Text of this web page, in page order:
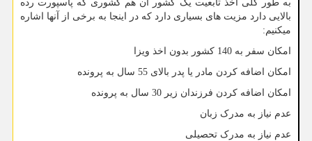
به طور کلی اخذ تابعیت یک کشور آن هم کشوری که پاسپورت رده
بالایی دارد مزیت های بسیاری دارد که در اینجا به برخی از آنها اشاره
میکنیم:
امکان سفر به 140 کشور بدون اخذ ویزا
امکان اضافه کردن مادر یا پدر بالای 55 سال به پرونده
امکان اضافه کردن فرزندان زیر 30 سال به پرونده
عدم نیاز به مدرک زبان
عدم نیاز به مدرک تحصیلی